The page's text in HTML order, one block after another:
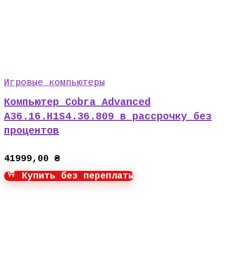
Игровые компьютеры
Компьютер Cobra Advanced
A36.16.H1S4.36.809 в рассрочку без
процентов
41999,00 ₴
Купить без переплаты